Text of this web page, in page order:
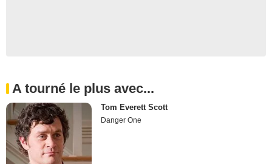
A tourné le plus avec...
Tom Everett Scott
Danger One